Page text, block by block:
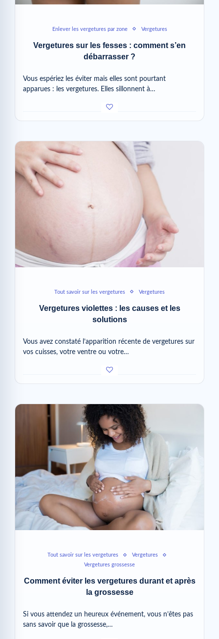
Enlever les vergetures par zone Vergetures
Vergetures sur les fesses : comment s’en
débarrasser ?
Vous espériez les éviter mais elles sont pourtant
apparues : les vergetures. Elles sillonnent à…
Tout savoir sur les vergetures Vergetures
Vergetures violettes : les causes et les
solutions
Vous avez constaté l’apparition récente de vergetures sur
vos cuisses, votre ventre ou votre…
Tout savoir sur les vergetures
Vergetures
Vergetures grossesse
Comment éviter les vergetures durant et après
la grossesse
Si vous attendez un heureux événement, vous n’êtes pas
sans savoir que la grossesse,…